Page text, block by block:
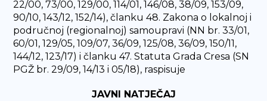
22/00, 73/00, 129/00, 114/01, 146/08, 38/09, 153/09,
90/10, 143/12, 152/14), članku 48. Zakona o lokalnoj i
područnoj (regionalnoj) samoupravi (NN br. 33/01,
60/01, 129/05, 109/07, 36/09, 125/08, 36/09, 150/11,
144/12, 123/17) i članku 47. Statuta Grada Cresa (SN
PGŽ br. 29/09, 14/13 i 05/18), raspisuje
JAVNI NATJEČAJ